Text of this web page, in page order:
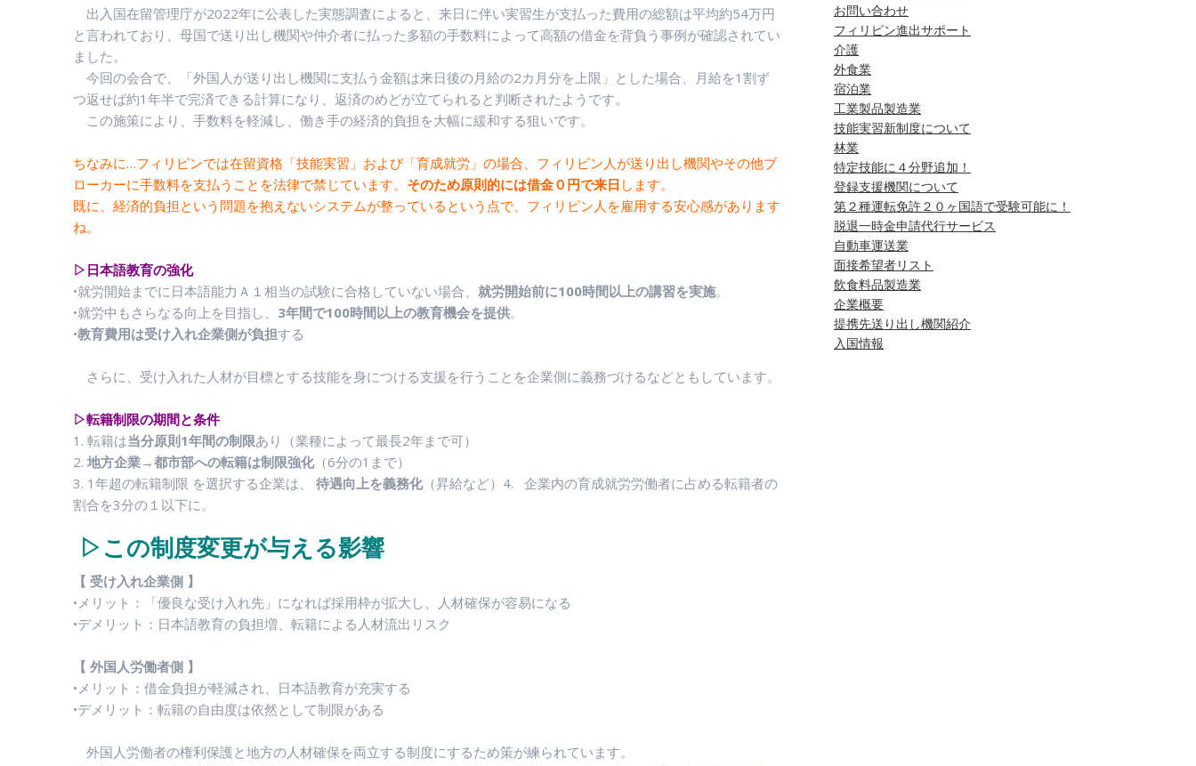
出入国在留管理庁が2022年に公表した実態調査によると、来日に伴い実習生が支払った費用の総額は平均約54万円
と言われており、母国で送り出し機関や仲介者に払った多額の手数料によって高額の借金を背負う事例が確認されてい
ました。
今回の会合で、「外国人が送り出し機関に支払う金額は来日後の月給の2カ月分を上限」とした場合、月給を1割ず
つ返せば約1年半で完済できる計算になり、返済のめどが立てられると判断されたようです。
この施策により、手数料を軽減し、働き手の経済的負担を大幅に緩和する狙いです。
ちなみに…フィリピンでは在留資格「技能実習」および「育成就労」の場合、フィリピン人が送り出し機関やその他ブ
ローカーに手数料を支払うことを法律で禁じています。 そのため原則的には借金０円で来日 します。
既に、経済的負担という問題を抱えないシステムが整っているという点で、フィリピン人を雇用する安心感があります
ね。
▷日本語教育の強化
•就労開始までに日本語能力Ａ１相当の試験に合格していない場合、 就労開始前に100時間以上の講習を実施。
•就労中もさらなる向上を目指し、 3年間で100時間以上の教育機会を提供。
•教育費用は受け入れ企業側が負担する
さらに、受け入れた人材が目標とする技能を身につける支援を行うことを企業側に義務づけるなどともしています。
▷転籍制限の期間と条件
1. 転籍は当分原則1年間の制限あり（業種によって最長2年まで可）
2. 地方企業→都市部への転籍は制限強化（6分の1まで）
3. 1年超の転籍制限 を選択する企業は、 待遇向上を義務化（昇給など）4. 企業内の育成就労労働者に占める転籍者の
割合を3分の１以下に。
▷この制度変更が与える影響
【 受け入れ企業側 】
•メリット：「優良な受け入れ先」になれば採用枠が拡大し、人材確保が容易になる
•デメリット：日本語教育の負担増、転籍による人材流出リスク
【 外国人労働者側 】
•メリット：借金負担が軽減され、日本語教育が充実する
•デメリット：転籍の自由度は依然として制限がある
外国人労働者の権利保護と地方の人材確保を両立する制度にするため策が練られています。
お問い合わせ
フィリピン進出サポート
介護
外食業
宿泊業
工業製品製造業
技能実習新制度について
林業
特定技能に４分野追加！
登録支援機関について
第２種運転免許２０ヶ国語で受験可能に！
脱退一時金申請代行サービス
自動車運送業
面接希望者リスト
飲食料品製造業
企業概要
提携先送り出し機関紹介
入国情報